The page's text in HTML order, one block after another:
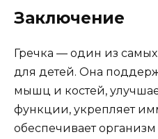
Заключение
Гречка — один из
для детей. Она
мышц и костей,
функции, укрепляет
обеспечивает